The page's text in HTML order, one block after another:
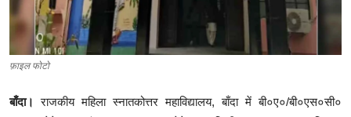
गैलरी
फ़ाइल फोटो
बाँदा।राजकीय महिला स्नातकोत्तर महाविद्यालय, बाँदा में बी०ए०/बी०एस०सी०